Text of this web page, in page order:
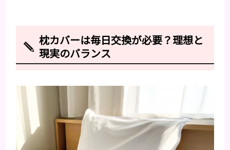
枕カバーは毎日交換が必要？理想と
現実のバランス